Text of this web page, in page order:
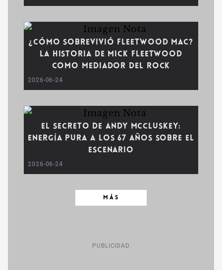
¿Cómo sobrevivió Fleetwood Mac?
La historia de Mick Fleetwood
como mediador del rock
2026-06-24
El secreto de Andy McCluskey:
Energía pura a los 67 años sobre el
escenario
2026-06-24
MÁS
PUBLICIDAD